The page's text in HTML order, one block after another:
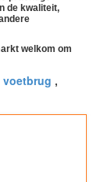
de kwaliteit,
welkom om
voetbrug ,